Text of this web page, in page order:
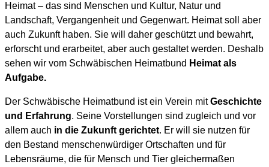
Heimat – das sind Menschen und Kultur, Natur und
Landschaft, Vergangenheit und Gegenwart. Heimat soll aber
auch Zukunft haben. Sie will daher geschützt und bewahrt,
erforscht und erarbeitet, aber auch gestaltet werden. Deshalb
sehen wir vom Schwäbischen Heimatbund Heimat als
Aufgabe.
Der Schwäbische Heimatbund ist ein Verein mitGeschichte
und Erfahrung. Seine Vorstellungen sind zugleich und vor
allem auch in die Zukunft gerichtet. Er will sie nutzen für
den Bestand menschenwürdiger Ortschaften und für
Lebensräume, die für Mensch und Tier gleichermaßen